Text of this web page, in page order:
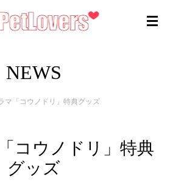
NEWS
マ「コウノドリ」特典グッズ
コウノドリ」特典
グッズ